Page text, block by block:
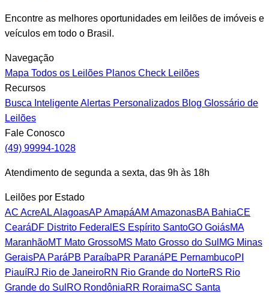
Encontre as melhores oportunidades em leilões de imóveis e
veículos em todo o Brasil.
Navegação
Mapa Todos os Leilões Planos Check Leilões
Recursos
Busca InteligenteAlertas Personalizados Blog Glossário de
Leilões
Fale Conosco
(49) 99994-1028
Atendimento de segunda a sexta, das 9h às 18h
Leilões por Estado
AC AcreALAlagoasAP AmapáAM AmazonasBABahiaCE
CearáDF Distrito Federal ES Espírito SantoGO GoiásMA
MaranhãoMT Mato GrossoMS Mato Grosso do Sul MG Minas
GeraisPAParáPB ParaíbaPR ParanáPE PernambucoPI
PiauíRJ Rio de JaneiroRN Rio Grande do NorteRS Rio
Grande do Sul RO RondôniaRR RoraimaSC Santa